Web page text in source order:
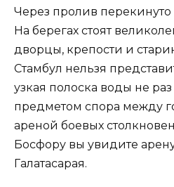
Через пролив перекинуто
На берегах стоят
дворцы, крепости и
Стамбул нельзя
узкая полоска воды не
предметом спора между
ареной боевых
Босфору вы увидите
Галатасарая.